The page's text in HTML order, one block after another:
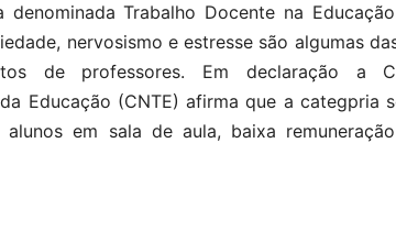
denominada Trabalho Docente na
nervosismo e estresse são algumas
de professores. Em declaração a
Educação (CNTE) afirma que a categpria
alunos em sala de aula, baixa